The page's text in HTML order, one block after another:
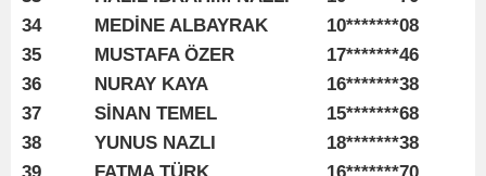
34
MEDİNE ALBAYRAK
10*******08
35
MUSTAFA ÖZER
17*******46
36
NURAY KAYA
16*******38
37
SİNAN TEMEL
15*******68
38
YUNUS NAZLI
18*******38
39
FATMA TÜRK
16*******70